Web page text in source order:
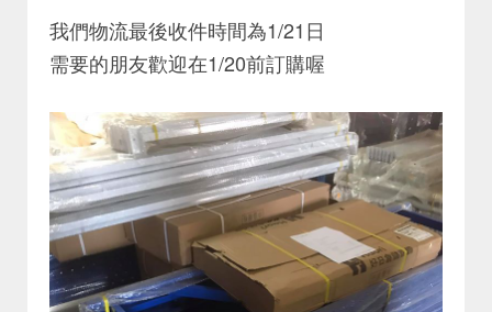
我們物流最後收件時間為1/21日
需要的朋友歡迎在1/20前訂購喔